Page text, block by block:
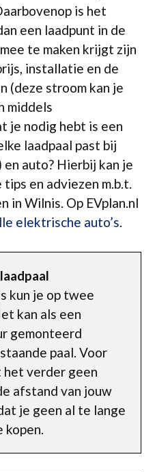
is het
een laadpunt in de
te maken krijgt zijn
installatie en de
(deze stroom kan je
middels
je nodig hebt is een
laadpaal past bij
auto? Hierbij kan je
en adviezen m.b.t.
in Wilnis. Op EVplan.nl
elektrische auto’s.
kun je op twee
kan als een
gemonteerd
paal. Voor
het verder geen
afstand van jouw
je geen al te lange